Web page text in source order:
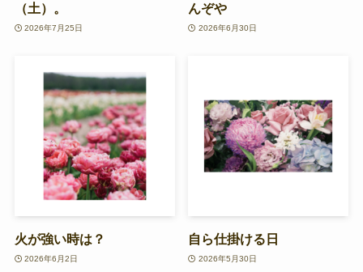
（土）。
2026年7月25日
んぞや
2026年6月30日
火が強い時は？
2026年6月2日
自ら仕掛ける日
2026年5月30日